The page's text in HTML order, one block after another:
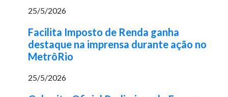
25/5/2026
Facilita Imposto de Renda ganha
destaque na imprensa durante ação no
MetrôRio
25/5/2026